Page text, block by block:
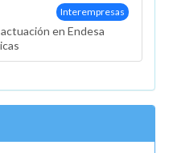
Interempresas
en Endesa